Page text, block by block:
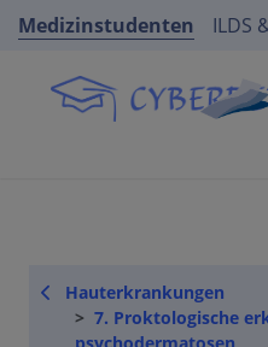
Medizinstudenten ILDS
Hauterkrankungen
7. Proktologische